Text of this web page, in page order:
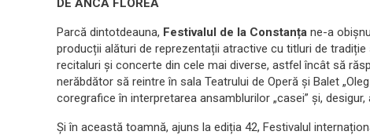
Parcă dintotdeauna, Festivalul de la Constanța ne-a
producții alături de reprezentații atractive cu titluri de
recitaluri și concerte din cele mai diverse, astfel încât să
nerăbdător să reintre în sala Teatrului de Operă și Balet
coregrafice în interpretarea ansamblurilor „casei” și, desigur,
Și în această toamnă, ajuns la ediția 42, Festivalul